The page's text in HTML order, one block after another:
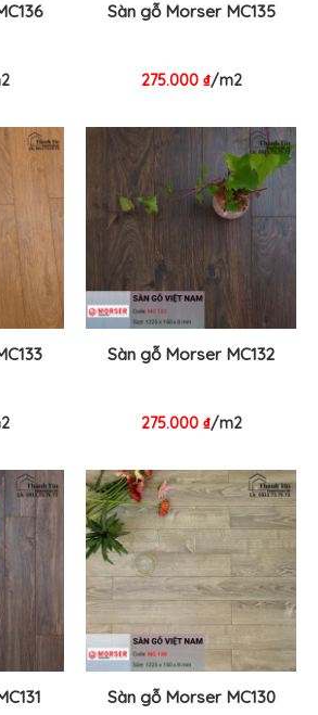
Sàn gỗ Morser MC135
275.000 ₫/m2
Sàn gỗ Morser MC132
275.000 ₫/m2
Sàn gỗ Morser MC130